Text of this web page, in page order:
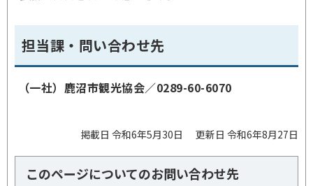
担当課・問い合わせ先
（一社）鹿沼市観光協会／0289-60-6070
掲載日 令和6年5月30日 更新日 令和6年8月27日
このページについてのお問い合わせ先